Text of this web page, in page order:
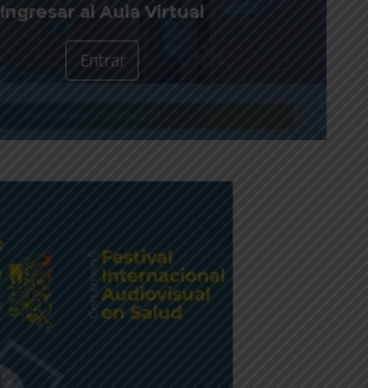
Ingresar al Aula Virtual
Entrar